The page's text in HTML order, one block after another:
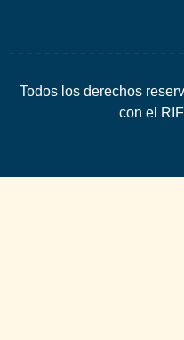
Todos los derechos
con el